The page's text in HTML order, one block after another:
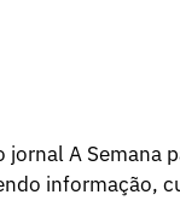
jornal A
informação,